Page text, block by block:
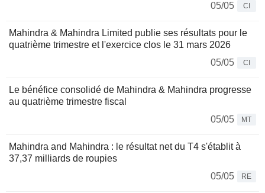
05/05
CI
Mahindra & Mahindra Limited publie ses résultats pour le
quatrième trimestre et l'exercice clos le 31 mars 2026
05/05
CI
Le bénéfice consolidé de Mahindra & Mahindra progresse
au quatrième trimestre fiscal
05/05
MT
Mahindra and Mahindra : le résultat net du T4 s'établit à
37,37 milliards de roupies
05/05
RE